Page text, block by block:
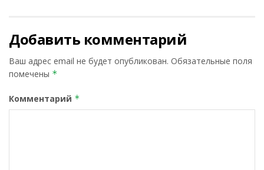
Добавить комментарий
Ваш адрес email не будет опубликован. Обязательные поля
помечены *
Комментарий *